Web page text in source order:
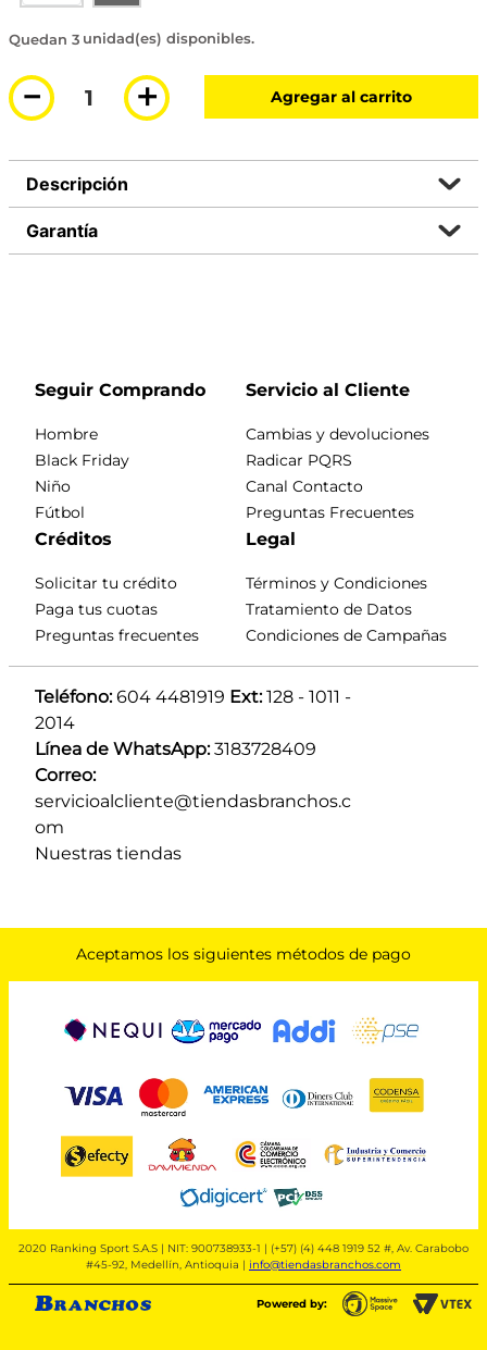
3 disponibles
＋
－ Agregar al carrito
Descripción
Garantía
Seguir Comprando
Hombre
Black Friday
Niño
Fútbol
Servicio al Cliente
Cambias y devoluciones
Radicar PQRS
Canal Contacto
Preguntas Frecuentes
Créditos
Solicitar tu crédito
Paga tus cuotas
Preguntas frecuentes
Legal
Términos y Condiciones
Tratamiento de Datos
Condiciones de Campañas
Teléfono: 604 4481919 Ext: 128 - 1011 -
2014
Línea de WhatsApp: 3183728409
Correo:
servicioalcliente@tiendasbranchos.c
om
Nuestras tiendas
Aceptamos los siguientes métodos de pago
2020 Ranking Sport S.A.S | NIT: 900738933-1 | (+57) (4) 448 1919 52 #, Av. Carabobo
#45-92, Medellín, Antioquia | info@tiendasbranchos.com
Powered by: